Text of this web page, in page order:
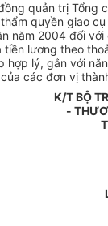
quản trị Tổng
quyền giao
năm 2004 đối
lương theo
hợp lý, gắn với
các đơn vị
K/T BỘ
-